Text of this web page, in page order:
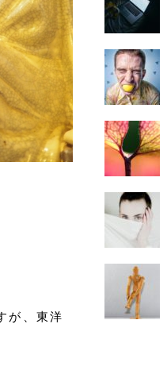
が、東洋